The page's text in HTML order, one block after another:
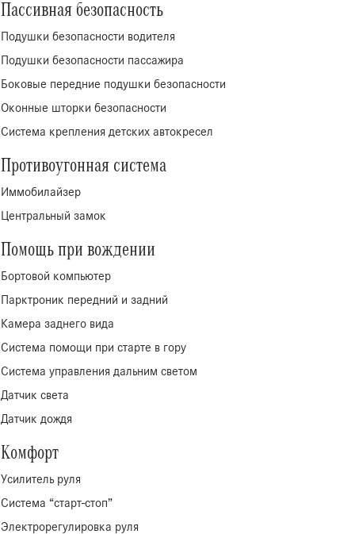
Пассивная безопасность
Подушки безопасности водителя
Подушки безопасности пассажира
Боковые передние подушки безопасности
Оконные шторки безопасности
Система крепления детских автокресел
Противоугонная система
Иммобилайзер
Центральный замок
Помощь при вождении
Бортовой компьютер
Парктроник передний и задний
Камера заднего вида
Система помощи при старте в гору
Система управления дальним светом
Датчик света
Датчик дождя
Комфорт
Усилитель руля
Система “старт-стоп”
Электрорегулировка руля